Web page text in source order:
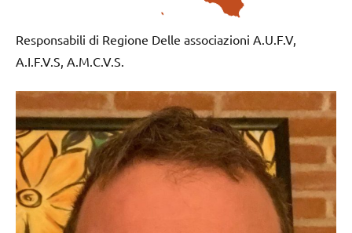
Responsabili di Regione Delle associazioni A.U.F.V,
A.I.F.V.S, A.M.C.V.S.